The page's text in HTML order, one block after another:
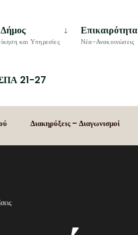
και Υπηρεσίες
Επικαιρότητα
Νέα-Ανακοινώσεις
21-27
Διακηρύξεις – Διαγωνισμοί